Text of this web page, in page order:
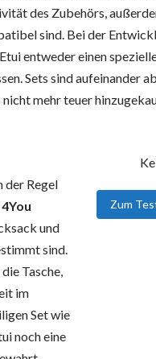
des Zubehörs,
sind. Bei der
entweder einen
Sets sind aufeinander
mehr teuer
der Regel
4You
und
sind.
Tasche,
im
Set wie
noch eine
Zum